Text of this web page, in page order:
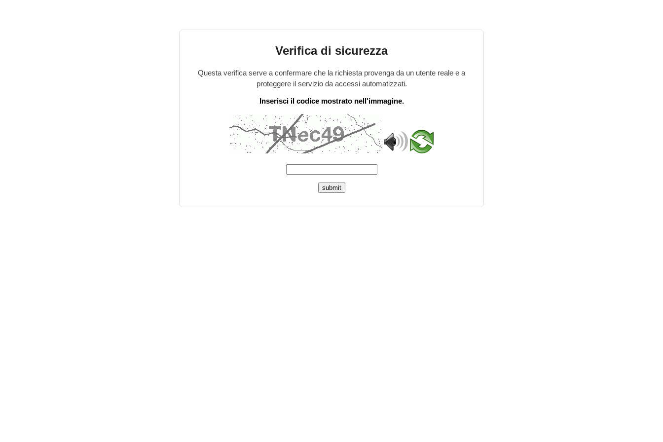
Verifica di sicurezza
Questa verifica serve a confermare che la richiesta provenga da un utente reale e a
proteggere il servizio da accessi automatizzati.
Inserisci il codice mostrato nell'immagine.
submit